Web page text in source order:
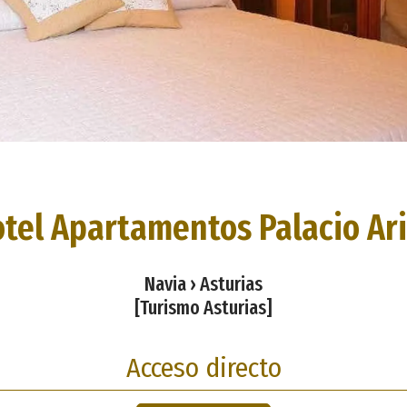
Apartamentos Palacio
Navia › Asturias
[Turismo Asturias]
Acceso directo